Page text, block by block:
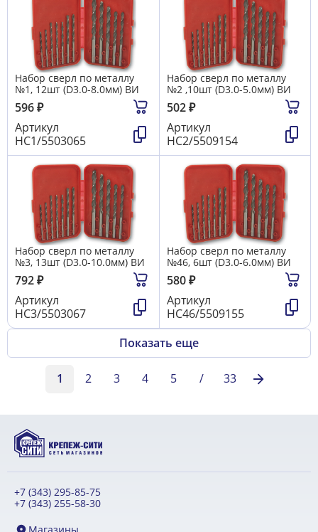
Набор сверл по металлу
№1, 12шт (D3.0-8.0мм) ВИ
596₽
Артикул
НС1/5503065
Набор сверл по металлу
№2 ,10шт (D3.0-5.0мм) ВИ
502₽
Артикул
НС2/5509154
Набор сверл по металлу
№3, 13шт (D3.0-10.0мм) ВИ
792₽
Артикул
НС3/5503067
Набор сверл по металлу
№46, 6шт (D3.0-6.0мм) ВИ
580₽
Артикул
НС46/5509155
Показать еще
1 2 3 4 5 / 33
+7 (343) 295-85-75
+7 (343) 255-58-30